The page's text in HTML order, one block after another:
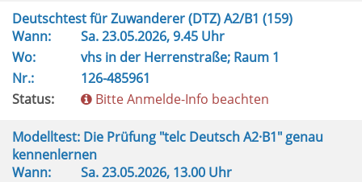
Deutschtest für Zuwanderer (DTZ) A2/B1 (159)
Wann:
Sa.23.05.2026, 9.45 Uhr
Wo:
vhs in der Herrenstraße; Raum 1
Nr.:
126-485961
Status:
Bitte Anmelde-Info beachten
Modelltest: Die Prüfung "telc Deutsch A2·B1" genau
kennenlernen
Wann:
Sa.23.05.2026, 13.00 Uhr